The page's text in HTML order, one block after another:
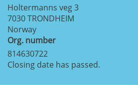
Holtermanns veg 3
7030TRONDHEIM
Norway
Org. number
814630722
Closing date has passed.